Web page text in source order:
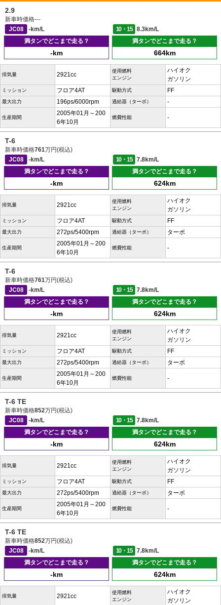
2.9
新車時価格---
JC08
-km/L 10・15
8.3km/L
満タンでどこまで走る？
-km
満タンでどこまで走る？
664km
排気量 2921cc
使用燃料
エンジン
ハイオク
ガソリン
ミッション フロア4AT 駆動方式 FF
最大出力 196ps/6000rpm 過給器（ターボ） -
生産期間
2005年01月～200
6年10月
燃費性能 -
T-6
新車時価格761万円(税込)
JC08
-km/L 10・15
7.8km/L
満タンでどこまで走る？
-km
満タンでどこまで走る？
624km
排気量 2921cc
使用燃料
エンジン
ハイオク
ガソリン
ミッション フロア4AT 駆動方式 FF
最大出力 272ps/5400rpm 過給器（ターボ） ターボ
生産期間
2005年01月～200
6年10月
燃費性能 -
T-6
新車時価格761万円(税込)
JC08
-km/L 10・15
7.8km/L
満タンでどこまで走る？
-km
満タンでどこまで走る？
624km
排気量 2921cc
使用燃料
エンジン
ハイオク
ガソリン
ミッション フロア4AT 駆動方式 FF
最大出力 272ps/5400rpm 過給器（ターボ） ターボ
生産期間
2005年01月～200
6年10月
燃費性能 -
T-6 TE
新車時価格852万円(税込)
JC08
-km/L 10・15
7.8km/L
満タンでどこまで走る？
-km
満タンでどこまで走る？
624km
排気量 2921cc
使用燃料
エンジン
ハイオク
ガソリン
ミッション フロア4AT 駆動方式 FF
最大出力 272ps/5400rpm 過給器（ターボ） ターボ
生産期間
2005年01月～200
6年10月
燃費性能 -
T-6 TE
新車時価格852万円(税込)
JC08
-km/L 10・15
7.8km/L
満タンでどこまで走る？
-km
満タンでどこまで走る？
624km
排気量 2921cc
使用燃料
エンジン
ハイオク
ガソリン